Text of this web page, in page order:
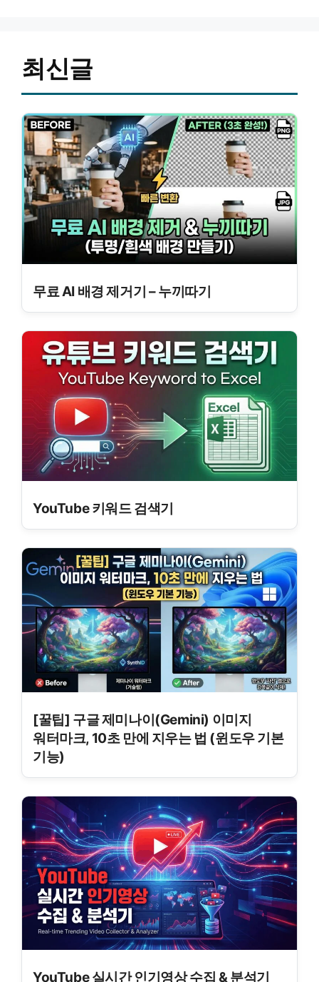
최신글
무료 AI 배경 제거기 – 누끼따기
YouTube 키워드 검색기
[꿀팁] 구글 제미나이(Gemini) 이미지
워터마크, 10초 만에 지우는 법 (윈도우 기본
기능)
YouTube 실시간 인기영상 수집 & 분석기